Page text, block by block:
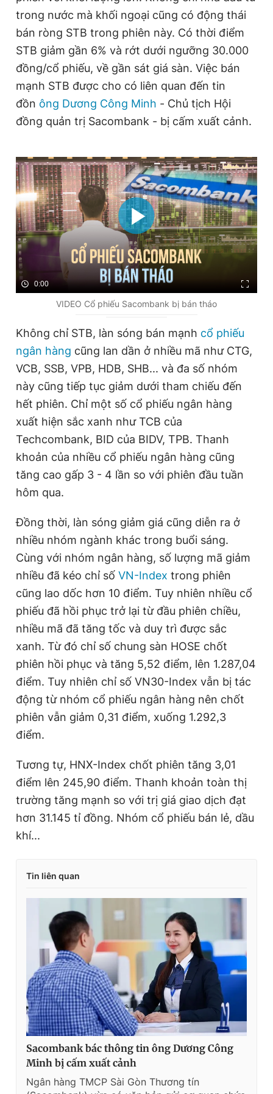
Giấy phép xuất bản số 110/GP - BTTTT cấp ngày 24.3.2020
© 2003-2026 Bản quyền thuộc về Báo Thanh Niên. Cấm sao
chép dưới mọi hình thức nếu không có sự chấp thuận bằng văn
bản. Phát triển bởi ePi Technologies, JSC.
trong nước mà khối ngoại cũng có động thái
bán ròng STB trong phiên này. Có thời điểm
STB giảm gần 6% và rớt dưới ngưỡng 30.000
đồng/cổ phiếu, về gần sát giá sàn. Việc bán
mạnh STB được cho có liên quan đến tin
đồn ông Dương Công Minh - Chủ tịch Hội
đồng quản trị Sacombank - bị cấm xuất cảnh.
0:00
VIDEO Cổ phiếu Sacombank bị bán tháo
Không chỉ STB, làn sóng bán mạnh cổ phiếu
ngân hàng cũng lan dần ở nhiều mã như CTG,
VCB, SSB, VPB, HDB, SHB... và đa số nhóm
này cũng tiếp tục giảm dưới tham chiếu đến
hết phiên. Chỉ một số cổ phiếu ngân hàng
xuất hiện sắc xanh như TCB của
Techcombank, BID của BIDV, TPB. Thanh
khoản của nhiều cổ phiếu ngân hàng cũng
tăng cao gấp 3 - 4 lần so với phiên đầu tuần
hôm qua.
Đồng thời, làn sóng giảm giá cũng diễn ra ở
nhiều nhóm ngành khác trong buổi sáng.
Cùng với nhóm ngân hàng, số lượng mã giảm
nhiều đã kéo chỉ số VN-Index trong phiên
cũng lao dốc hơn 10 điểm. Tuy nhiên nhiều cổ
phiếu đã hồi phục trở lại từ đầu phiên chiều,
nhiều mã đã tăng tốc và duy trì được sắc
xanh. Từ đó chỉ số chung sàn HOSE chốt
phiên hồi phục và tăng 5,52 điểm, lên 1.287,04
điểm. Tuy nhiên chỉ số VN30-Index vẫn bị tác
động từ nhóm cổ phiếu ngân hàng nên chốt
phiên vẫn giảm 0,31 điểm, xuống 1.292,3
điểm.
Tương tự, HNX-Index chốt phiên tăng 3,01
điểm lên 245,90 điểm. Thanh khoản toàn thị
trường tăng mạnh so với trị giá giao dịch đạt
hơn 31.145 tỉ đồng. Nhóm cổ phiếu bán lẻ, dầu
khí...
Tin liên quan
Sacombank bác thông tin ông Dương Công
Minh bị cấm xuất cảnh
Ngân hàng TMCP Sài Gòn Thương tín